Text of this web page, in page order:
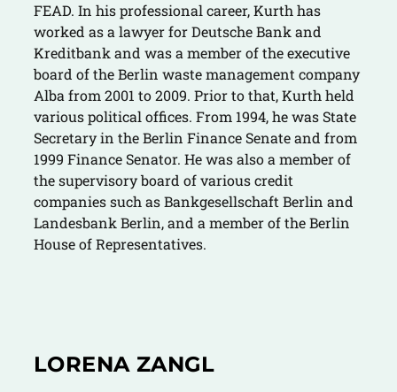
FEAD. In his professional career, Kurth has
worked as a lawyer for Deutsche Bank and
Kreditbank and was a member of the executive
board of the Berlin waste management company
Alba from 2001 to 2009. Prior to that, Kurth held
various political offices. From 1994, he was State
Secretary in the Berlin Finance Senate and from
1999 Finance Senator. He was also a member of
the supervisory board of various credit
companies such as Bankgesellschaft Berlin and
Landesbank Berlin, and a member of the Berlin
House of Representatives.
LORENA ZANGL